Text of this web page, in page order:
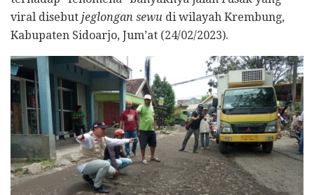
viral disebut jeglongan sewu di wilayah Krembung,
Kabupaten Sidoarjo, Jum’at (24/02/2023).